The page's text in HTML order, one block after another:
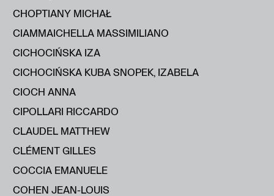
CHOPTIANY MICHAŁ
CIAMMAICHELLA MASSIMILIANO
CICHOCIŃSKA IZA
CICHOCIŃSKA KUBA SNOPEK, IZABELA
CIOCH ANNA
CIPOLLARI RICCARDO
CLAUDEL MATTHEW
CLÉMENT GILLES
COCCIA EMANUELE
COHEN JEAN-LOUIS